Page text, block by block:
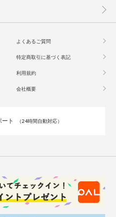
よくあるご質問
特定商取引に基づく表記
利用規約
会社概要
ト （24時間自動対応）